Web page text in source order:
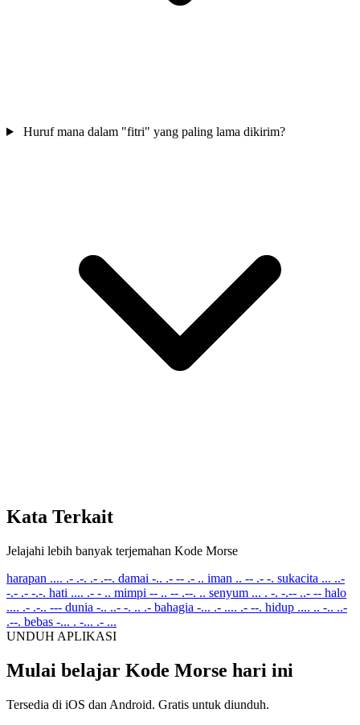
Huruf mana dalam "fitri" yang paling lama dikirim?
Kata Terkait
Jelajahi lebih banyak terjemahan Kode Morse
harapan .... .- .-. .- .--. damai -.. .- -- .- .. iman .. -- .- -. sukacita ... ..-
-.- .- -.-. hati .... .- - .. mimpi -- .. -- .--. .. senyum ... . -. -.-- ..- -- halo
.... .- .-.. --- dunia -.. ..- -. .. .- bahagia -... .- .... .- --. hidup .... .. -.. ..-
.--. bebas -... . -... .- ...
UNDUH APLIKASI
Mulai belajar Kode Morse hari ini
Tersedia di iOS dan Android. Gratis untuk diunduh.